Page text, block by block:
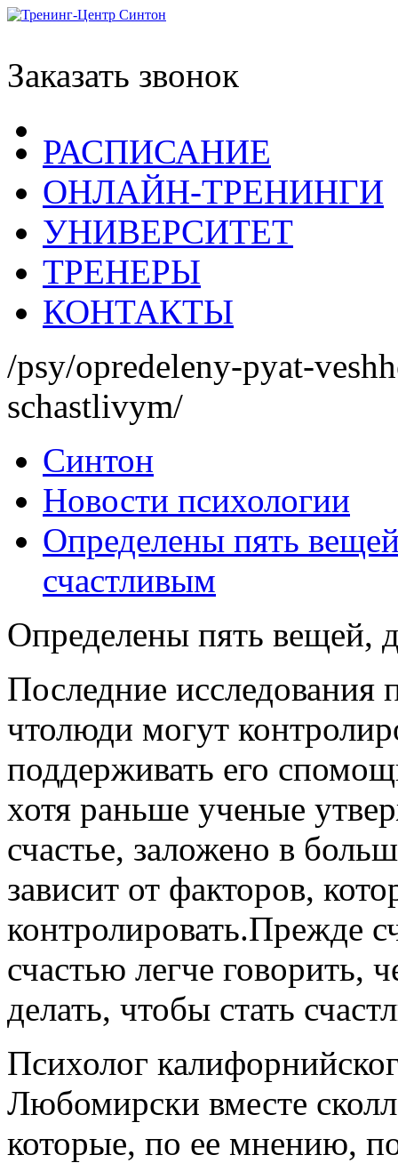
Заказать звонок
РАСПИСАНИЕ
ОНЛАЙН-ТРЕНИНГИ
УНИВЕРСИТЕТ
ТРЕНЕРЫ
КОНТАКТЫ
/psy/opredeleny-pyat-
schastlivym/
Синтон
Новости психологии
Определены пять
счастливым
Определены пять вещей,
Последние исследования
чтолюди могут
поддерживать его
хотя раньше ученые
счастье, заложено в
зависит от факторов,
контролировать.Прежде
счастью легче говорить,
делать, чтобы стать
Психолог
Любомирски вместе
которые, по ее мнению,